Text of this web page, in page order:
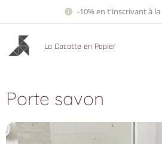
-10% en t'inscrivant à
La Cocotte en Papier
Porte savon